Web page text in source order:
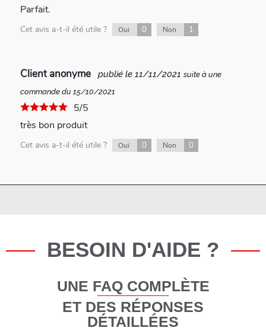
Parfait.
Cet avis a-t-il été utile ? Oui 0 Non 1
Client anonyme publié le 11/11/2021 suite à une
commande du 15/10/2021
5/5
très bon produit
Cet avis a-t-il été utile ? Oui 0 Non 0
BESOIN D'AIDE ?
UNE FAQ COMPLÈTE
ET DES RÉPONSES
DÉTAILLÉES